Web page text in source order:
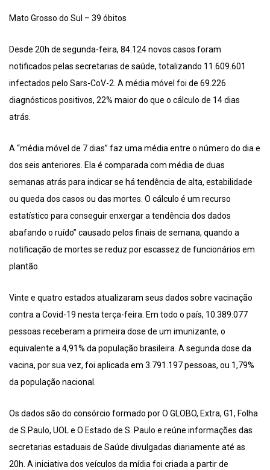
Mato Grosso do Sul – 39 óbitos
Desde 20h de segunda-feira, 84.124 novos casos foram
notificados pelas secretarias de saúde, totalizando 11.609.601
infectados pelo Sars-CoV-2. A média móvel foi de 69.226
diagnósticos positivos, 22% maior do que o cálculo de 14 dias
atrás.
A “média móvel de 7 dias” faz uma média entre o número do dia e
dos seis anteriores. Ela é comparada com média de duas
semanas atrás para indicar se há tendência de alta, estabilidade
ou queda dos casos ou das mortes. O cálculo é um recurso
estatístico para conseguir enxergar a tendência dos dados
abafando o ruído” causado pelos finais de semana, quando a
notificação de mortes se reduz por escassez de funcionários em
plantão.
Vinte e quatro estados atualizaram seus dados sobre vacinação
contra a Covid-19 nesta terça-feira. Em todo o país, 10.389.077
pessoas receberam a primeira dose de um imunizante, o
equivalente a 4,91% da população brasileira. A segunda dose da
vacina, por sua vez, foi aplicada em 3.791.197 pessoas, ou 1,79%
da população nacional.
Os dados são do consórcio formado por O GLOBO, Extra, G1, Folha
de S.Paulo, UOL e O Estado de S. Paulo e reúne informações das
secretarias estaduais de Saúde divulgadas diariamente até as
20h. A iniciativa dos veículos da mídia foi criada a partir de